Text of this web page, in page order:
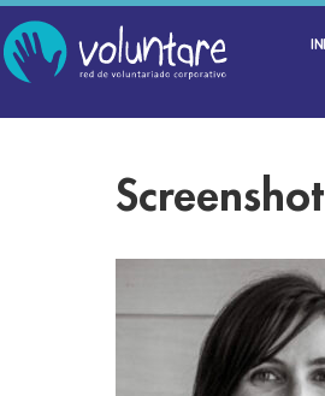
Screenshot